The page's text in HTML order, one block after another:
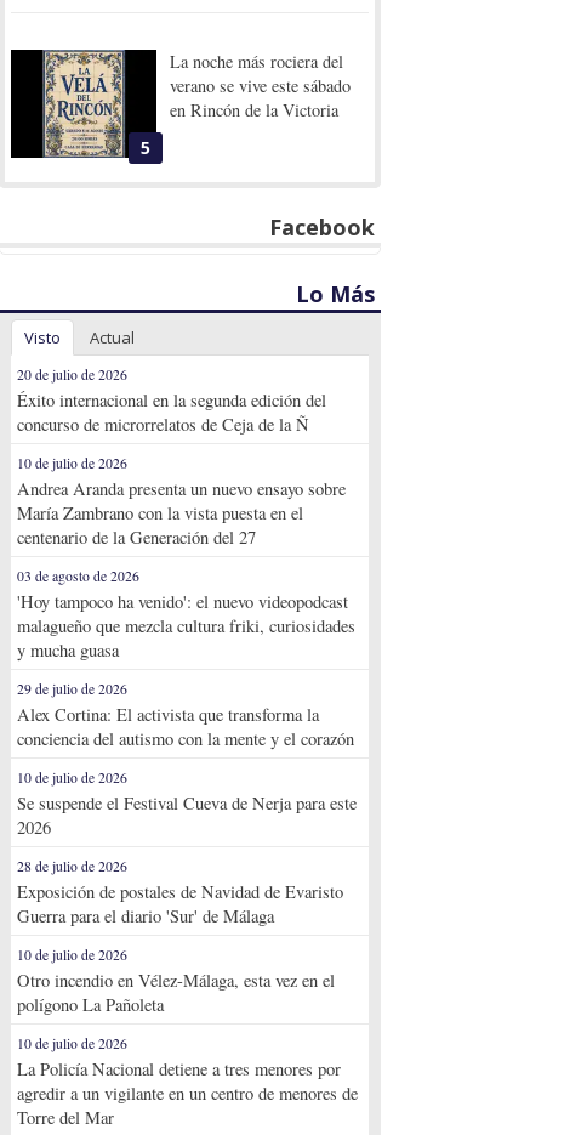
5
La noche más rociera del
verano se vive este sábado
en Rincón de la Victoria
Facebook
Lo Más
Visto Actual
20 de julio de 2026
Éxito internacional en la segunda edición del
concurso de microrrelatos de Ceja de la Ñ
10 de julio de 2026
Andrea Aranda presenta un nuevo ensayo sobre
María Zambrano con la vista puesta en el
centenario de la Generación del 27
03 de agosto de 2026
'Hoy tampoco ha venido': el nuevo videopodcast
malagueño que mezcla cultura friki, curiosidades
y mucha guasa
29 de julio de 2026
Alex Cortina: El activista que transforma la
conciencia del autismo con la mente y el corazón
10 de julio de 2026
Se suspende el Festival Cueva de Nerja para este
2026
28 de julio de 2026
Exposición de postales de Navidad de Evaristo
Guerra para el diario 'Sur' de Málaga
10 de julio de 2026
Otro incendio en Vélez-Málaga, esta vez en el
polígono La Pañoleta
10 de julio de 2026
La Policía Nacional detiene a tres menores por
agredir a un vigilante en un centro de menores de
Torre del Mar